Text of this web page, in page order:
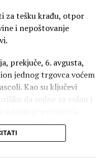
za tešku krađu, otpor
i nepoštovanje
prekjuče, 6. avgusta,
jednog trgovca voćem
Kao su ključevi
da sedne za volan i
dok je